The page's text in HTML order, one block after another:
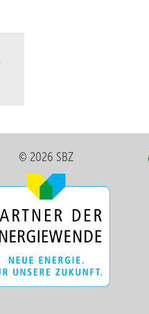
© 2026 SBZ